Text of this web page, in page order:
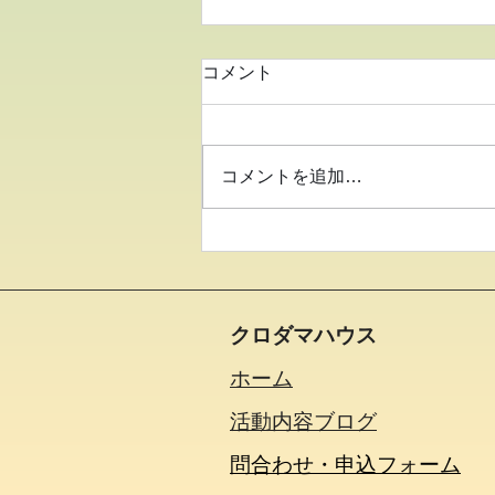
コメント
コメントを追加…
クロダマハウス
ホーム
活動内容​ブログ​
問合わせ・申込フォーム